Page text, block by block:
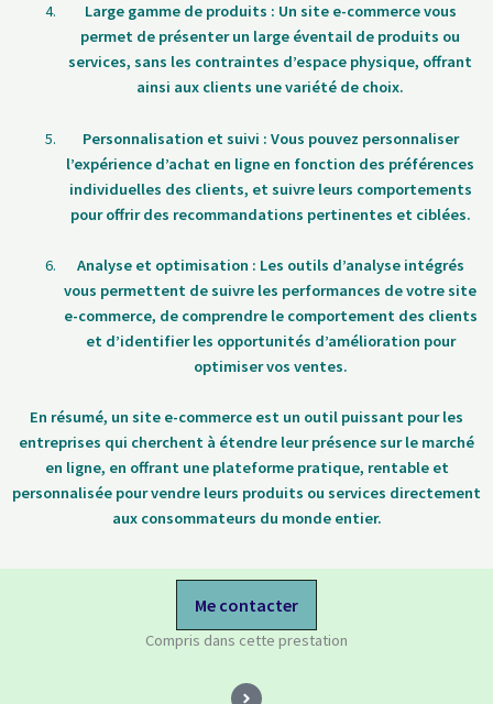
Large gamme de produits : Un site e-commerce vous
permet de présenter un large éventail de produits ou
services, sans les contraintes d’espace physique, offrant
ainsi aux clients une variété de choix.
Personnalisation et suivi : Vous pouvez personnaliser
l’expérience d’achat en ligne en fonction des préférences
individuelles des clients, et suivre leurs comportements
pour offrir des recommandations pertinentes et ciblées.
Analyse et optimisation : Les outils d’analyse intégrés
vous permettent de suivre les performances de votre site
e-commerce, de comprendre le comportement des clients
et d’identifier les opportunités d’amélioration pour
optimiser vos ventes.
En résumé, un site e-commerce est un outil puissant pour les
entreprises qui cherchent à étendre leur présence sur le marché
en ligne, en offrant une plateforme pratique, rentable et
personnalisée pour vendre leurs produits ou services directement
aux consommateurs du monde entier.
Me contacter
Compris dans cette prestation